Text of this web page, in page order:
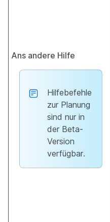
Ans andere Hilfe
Hilfebefehle
zur Planung
sind nur in
der Beta-
Version
verfügbar.